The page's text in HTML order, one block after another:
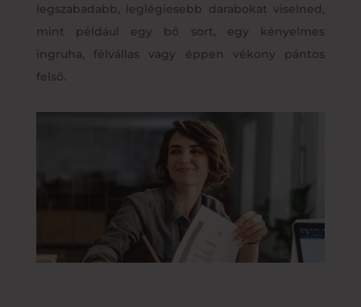
legszabadabb, leglégiesebb darabokat viselned,
mint például egy bő sort, egy kényelmes
ingruha, félvállas vagy éppen vékony pántos
felső.